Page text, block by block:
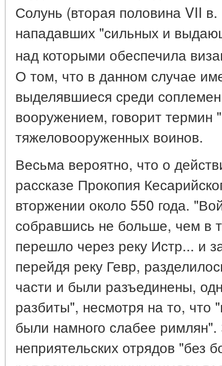
Солунь (вторая половина VII в.
нападавших "сильных и
над которыми обеспечила
О том, что в данном случае
выделявшиеся среди
вооружением, говорит термин
тяжеловооруженных воинов.
Весьма вероятно, что о
рассказе Прокопия
вторжении около 550 года.
собравшись не больше, чем в
перешло через реку Истр... и
перейдя реку Гевр,
части и были разъединены,
разбиты", несмотря на то, что
были намного слабее
неприятельских отрядов "без